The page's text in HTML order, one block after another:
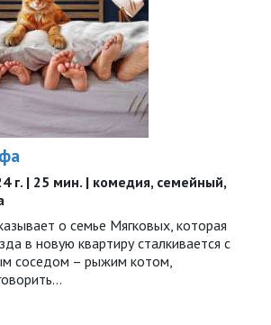
г. | 25 мин. | комедия, семейный,
о семье Мягковых, которая
в новую квартиру сталкивается с
соседом – рыжим котом,